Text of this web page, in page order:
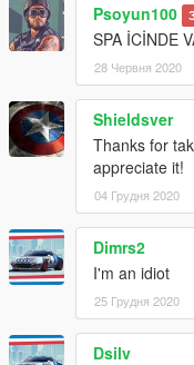
Psoyun100
SPA İCİNDE
28 Червня 2020
Shieldsver
Thanks for
appreciate it!
04 Грудня 2020
Dimrs2
I'm an idiot
25 Грудня 2020
Dsilv